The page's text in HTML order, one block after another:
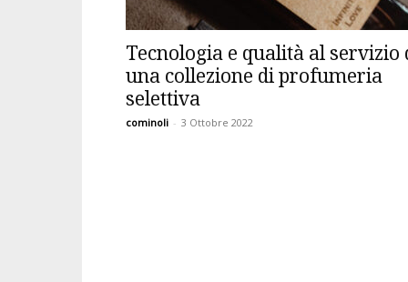
Tecnologia e qualità al servizio
una collezione di profumeria
selettiva
cominoli - 3 Ottobre 2022